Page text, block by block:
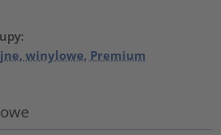
winylowe, Premium